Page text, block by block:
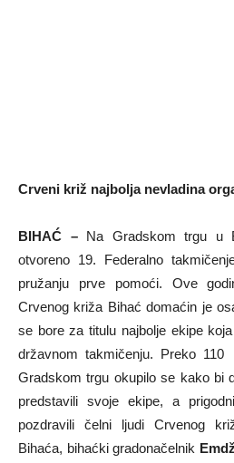
Crveni križ najbolja nevladina
BIHAĆ – Na Gradskom trgu u
otvoreno 19. Federalno
pružanju prve pomoći. Ove
Crvenog križa Bihać domaćin je
se bore za titulu najbolje ekipe
državnom takmičenju. Preko
Gradskom trgu okupilo se kako bi
predstavili svoje ekipe, a
pozdravili čelni ljudi Crvenog
Bihaća, bihaćki gradonačelnik